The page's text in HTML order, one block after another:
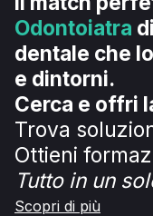
Odontoiatra
dentale che
e dintorni.
Cerca e offri
Trova
Ottieni
Tutto in un
Scopri di più